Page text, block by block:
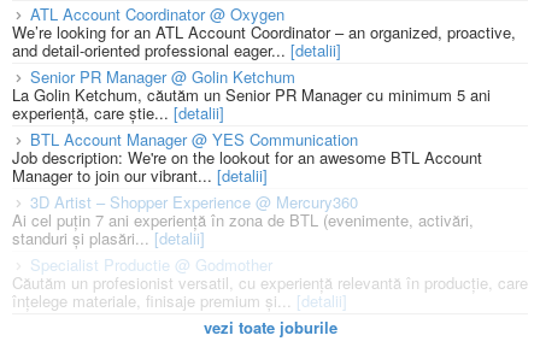
ATL Account Coordinator @ Oxygen
We’re looking for an ATL Account Coordinator – an organized, proactive,
and detail-oriented professional eager... [detalii]
Senior PR Manager @ Golin Ketchum
La Golin Ketchum, căutăm un Senior PR Manager cu minimum 5 ani
experiență, care știe... [detalii]
BTL Account Manager @ YES Communication
Job description: We're on the lookout for an awesome BTL Account
Manager to join our vibrant... [detalii]
3D Artist – Shopper Experience @ Mercury360
Ai cel puțin 7 ani experiență în zona de BTL (evenimente, activări,
standuri și plasări... [detalii]
Specialist Productie @ Godmother
Căutăm un profesionist versatil, cu experiență relevantă în producție, care
înțelege materiale, finisaje premium și... [detalii]
vezi toate joburile